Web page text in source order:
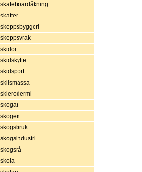
skateboardåkning
skatter
skeppsbyggeri
skeppsvrak
skidor
skidskytte
skidsport
skilsmässa
sklerodermi
skogar
skogen
skogsbruk
skogsindustri
skogsrå
skola